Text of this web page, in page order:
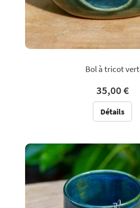
Bol à tricot vert
35,00 €
Détails